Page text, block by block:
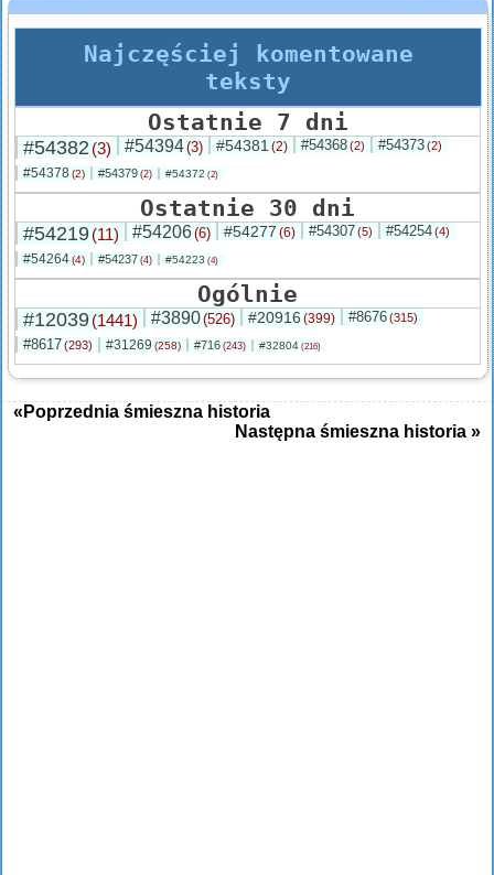
Najczęściej komentowane
teksty
Ostatnie 7 dni
#54382 (3) #54394(3) #54381 (2) #54368(2) #54373(2)
#54378 (2) #54379 (2) #54372 (2)
Ostatnie 30 dni
#54219(11) #54206(6) #54277 (6) #54307(5) #54254(4)
#54264(4) #54237 (4) #54223 (4)
Ogólnie
#12039(1441) #3890(526) #20916 (399) #8676(315)
#8617(293) #31269 (258) #716 (243) #32804 (216)
«Poprzednia śmieszna historia
Następna śmieszna historia »